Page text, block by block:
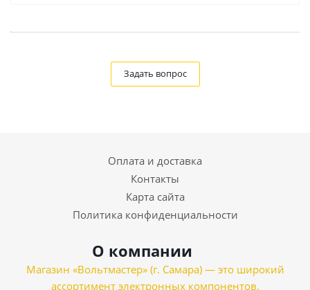
Задать вопрос
Оплата и доставка
Контакты
Карта сайта
Политика конфиденциальности
О компании
Магазин «Вольтмастер» (г. Самара) — это широкий
ассортимент электронных компонентов,